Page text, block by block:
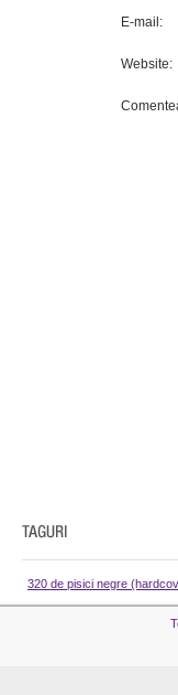
E-mail:
Website:
320 de pisici negre